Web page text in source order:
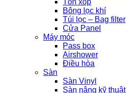
Tôn xốp
Bông lọc khí
Túi lọc – Bag filter
Cửa Panel
Máy móc
Pass box
Airshower
Điều hòa
Sàn
Sàn Vinyl
Sàn nâng kỹ thuật